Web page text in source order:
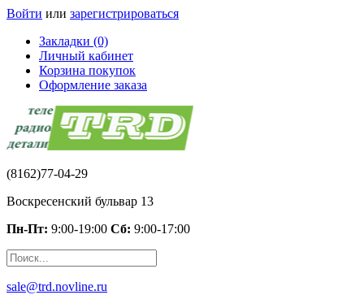
Войти или зарегистрироваться
Закладки (0)
Личный кабинет
Корзина покупок
Оформление заказа
(8162)77-04-29
Воскресенский бульвар 13
Пн-Пт: 9:00-19:00 Сб: 9:00-17:00
sale@trd.novline.ru